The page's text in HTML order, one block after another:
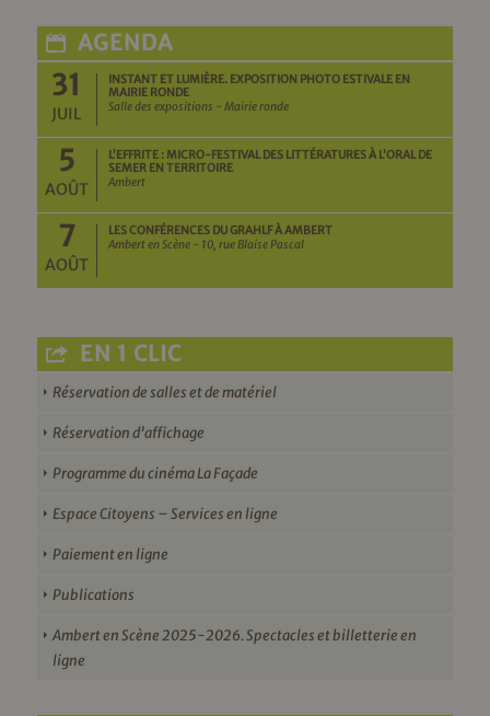
AGENDA
31
JUIL
INSTANT ET LUMIÈRE. EXPOSITION PHOTO ESTIVALE EN
MAIRIE RONDE
Salle des expositions - Mairie ronde
5
AOÛT
L’EFFRITE : MICRO-FESTIVAL DES LITTÉRATURES À L’ORAL DE
SEMER EN TERRITOIRE
Ambert
7
AOÛT
LES CONFÉRENCES DU GRAHLF À AMBERT
Ambert en Scène - 10, rue Blaise Pascal
EN 1 CLIC
Réservation de salles et de matériel
Réservation d’affichage
Programme du cinéma La Façade
Espace Citoyens – Services en ligne
Paiement en ligne
Publications
Ambert en Scène 2025-2026. Spectacles et billetterie en
ligne